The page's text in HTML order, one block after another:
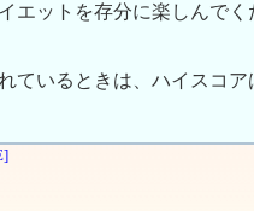
エットを存分に楽しんで
ているときは、ハイスコ